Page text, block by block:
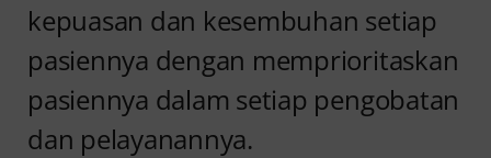
kepuasan dan kesembuhan setiap
pasiennya dengan memprioritaskan
pasiennya dalam setiap pengobatan
dan pelayanannya.